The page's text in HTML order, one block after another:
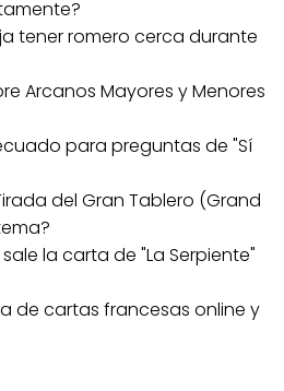
tener romero cerca durante
Arcanos Mayores y Menores
para preguntas de "Sí
del Gran Tablero (Grand
la carta de "La Serpiente"
de cartas francesas online y